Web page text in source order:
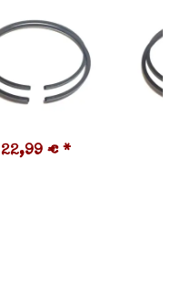
22,99 € *